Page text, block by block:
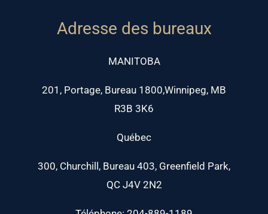
Adresse des bureaux
MANITOBA
201, Portage, Bureau 1800,Winnipeg, MB
R3B 3K6
Québec
300, Churchill, Bureau 403, Greenfield Park,
QC J4V 2N2